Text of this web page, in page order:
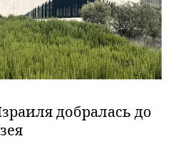
добралась до